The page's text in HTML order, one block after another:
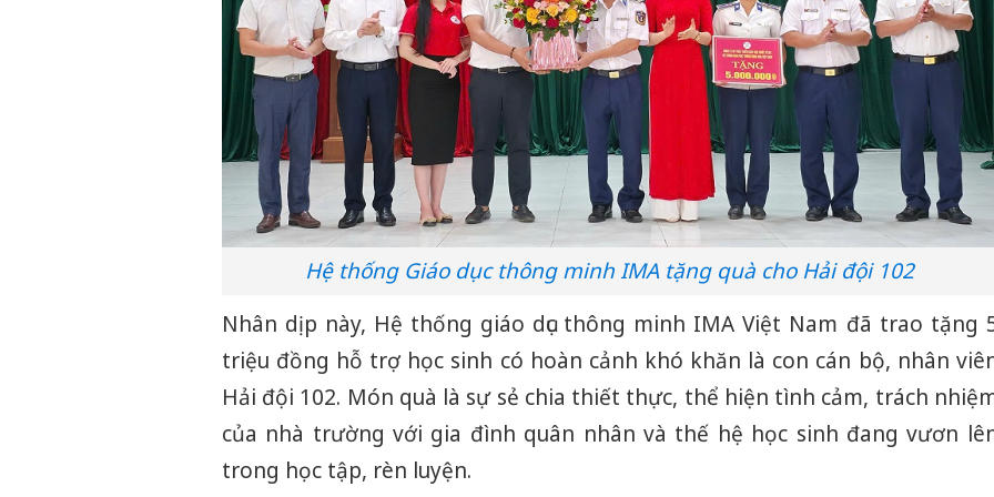
Hệ thống Giáo dục thông minh IMA tặng quà cho Hải đội 102
Nhân dịp này, Hệ thống giáo dục thông minh IMA Việt Nam đã trao tặng
triệu đồng hỗ trợ học sinh có hoàn cảnh khó khăn là con cán bộ, nhân
Hải đội 102. Món quà là sự sẻ chia thiết thực, thể hiện tình cảm, trách
của nhà trường với gia đình quân nhân và thế hệ học sinh đang vươn
trong học tập, rèn luyện.